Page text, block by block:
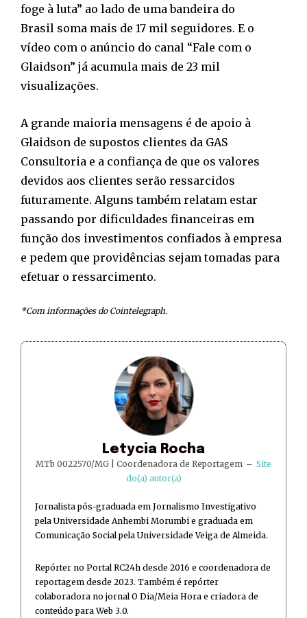
foge à luta” ao lado de uma bandeira do
Brasil soma mais de 17 mil seguidores. E o
vídeo com o anúncio do canal “Fale com o
Glaidson” já acumula mais de 23 mil
visualizações.
A grande maioria mensagens é de apoio à
Glaidson de supostos clientes da GAS
Consultoria e a confiança de que os valores
devidos aos clientes serão ressarcidos
futuramente. Alguns também relatam estar
passando por dificuldades financeiras em
função dos investimentos confiados à empresa
e pedem que providências sejam tomadas para
efetuar o ressarcimento.
*Com informações do Cointelegraph.
Letycia Rocha
MTb 0022570/MG | Coordenadora de Reportagem – Site
do(a) autor(a)
Jornalista pós-graduada em Jornalismo Investigativo
pela Universidade Anhembi Morumbi e graduada em
Comunicação Social pela Universidade Veiga de Almeida.
Repórter no Portal RC24h desde 2016 e coordenadora de
reportagem desde 2023. Também é repórter
colaboradora no jornal O Dia/Meia Hora e criadora de
conteúdo para Web 3.0.